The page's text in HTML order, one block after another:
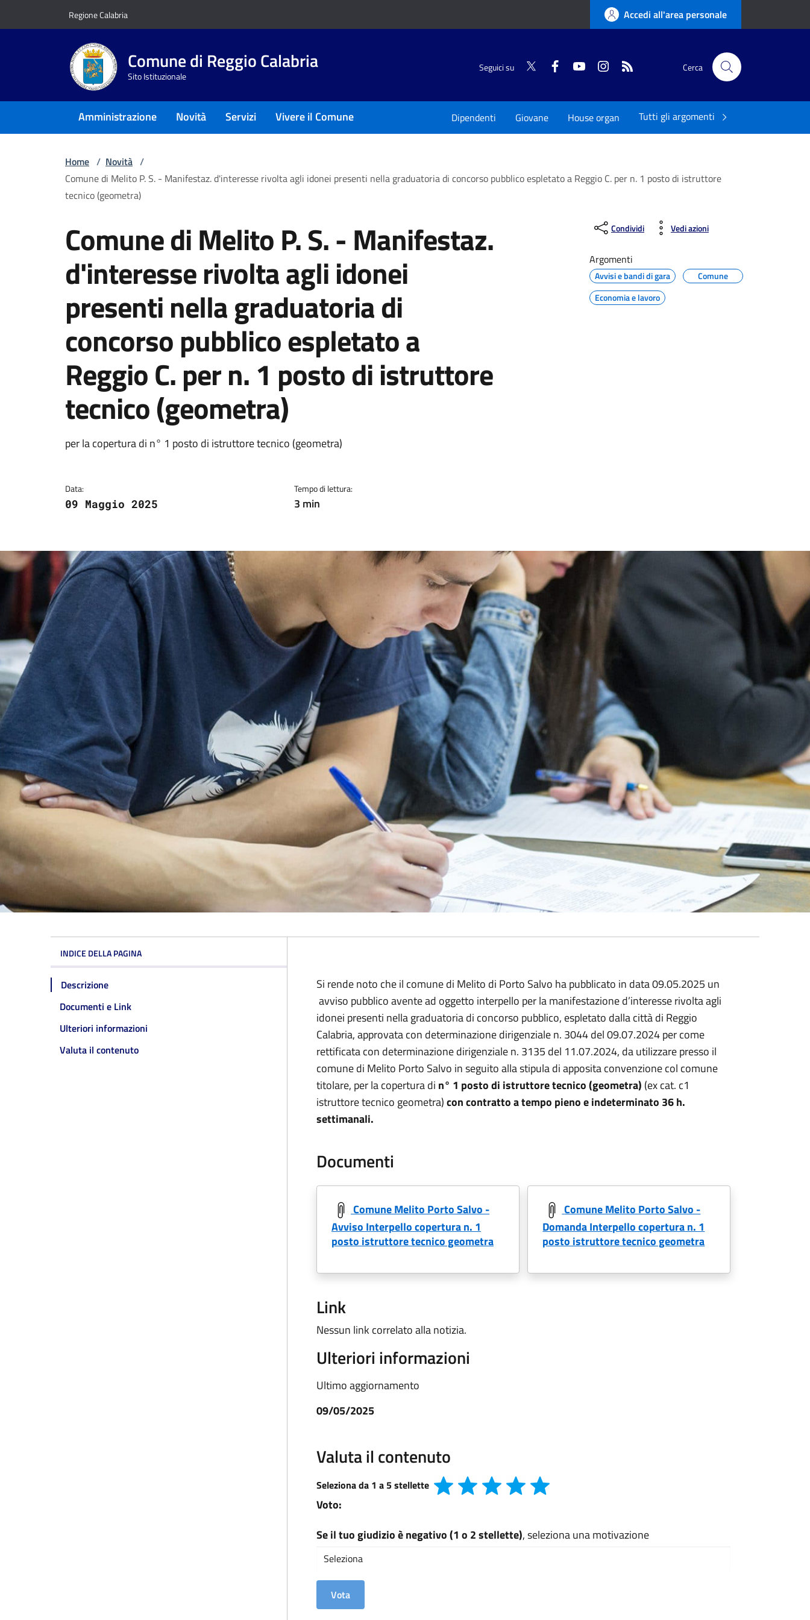
Regione Calabria Accedi all'area personale
Comune di Reggio Calabria
Sito Istituzionale
Seguici su Twitter FacebookYouTubeInstagram Cerca
Amministrazione Novità Servizi Vivere il Comune Dipendenti Giovane House organ Tutti gli argomenti
Home / Novità /
Comune di Melito P. S. - Manifestaz. d'interesse rivolta agli idonei presenti nella graduatoria di concorso pubblico espletato a Reggio C. per n. 1 posto di istruttore
tecnico (geometra)
Comune di Melito P. S. - Manifestaz.
d'interesse rivolta agli idonei
presenti nella graduatoria di
concorso pubblico espletato a
Reggio C. per n. 1 posto di istruttore
tecnico (geometra)
Dettagli della notizia
per la copertura di n° 1 posto di istruttore tecnico (geometra)
Data:
09 Maggio 2025
Tempo di lettura:
3 min
Condividi Vedi azioni
Argomenti
Avvisi e bandi di gara
Comune
Economia e lavoro
INDICE DELLA PAGINA
Descrizione
Documenti e Link
Ulteriori informazioni
Valuta il contenuto
Si rende noto che il comune di Melito di Porto Salvo ha pubblicato in data 09.05.2025 un
avviso pubblico avente ad oggetto interpello per la manifestazione d’interesse rivolta agli
idonei presenti nella graduatoria di concorso pubblico, espletato dalla città di Reggio
Calabria, approvata con determinazione dirigenziale n. 3044 del 09.07.2024 per come
rettificata con determinazione dirigenziale n. 3135 del 11.07.2024, da utilizzare presso il
comune di Melito Porto Salvo in seguito alla stipula di apposita convenzione col comune
titolare, per la copertura di n° 1 posto di istruttore tecnico (geometra) (ex cat. c1
istruttore tecnico geometra)con contratto a tempo pieno e indeterminato 36 h.
settimanali.
Documenti
Comune Melito Porto Salvo -
Avviso Interpello copertura n. 1
posto istruttore tecnico geometra
Comune Melito Porto Salvo -
Domanda Interpello copertura n. 1
posto istruttore tecnico geometra
Link
Nessun link correlato alla notizia.
Ulteriori informazioni
Ultimo aggiornamento
09/05/2025
Valuta il contenuto
Seleziona da 1 a 5 stellette
Voto:
Se il tuo giudizio è negativo (1 o 2 stellette), seleziona una motivazione